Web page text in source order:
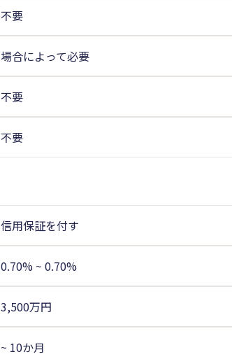
不要
場合によって必要
不要
不要
信用保証を付す
0.70% ~ 0.70%
3,500万円
~ 10か月